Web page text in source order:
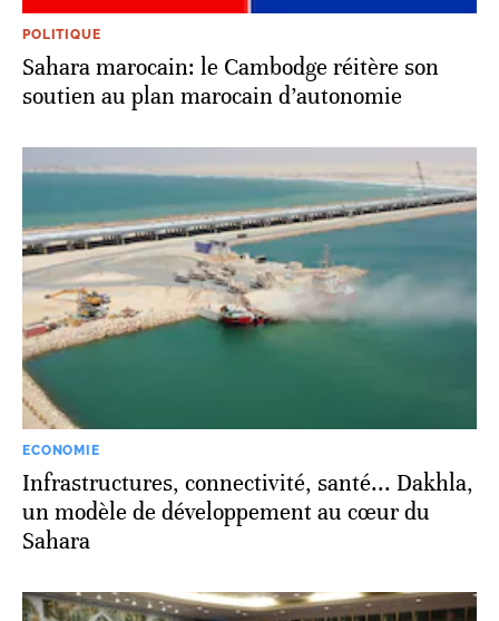
POLITIQUE
Sahara marocain: le Cambodge réitère son
soutien au plan marocain d’autonomie
ECONOMIE
Infrastructures, connectivité, santé... Dakhla,
un modèle de développement au cœur du
Sahara